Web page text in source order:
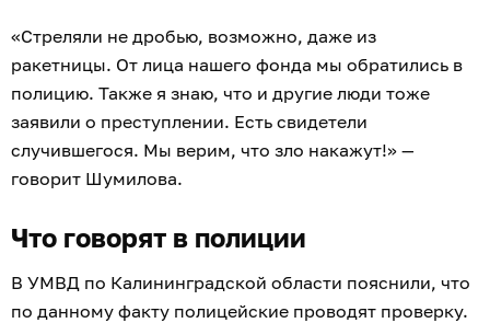
«Стреляли не дробью, возможно, даже из
ракетницы. От лица нашего фонда мы обратились в
полицию. Также я знаю, что и другие люди тоже
заявили о преступлении. Есть свидетели
случившегося. Мы верим, что зло накажут!» —
говорит Шумилова.
Что говорят в полиции
В УМВД по Калининградской области пояснили, что
по данному факту полицейские проводят проверку.